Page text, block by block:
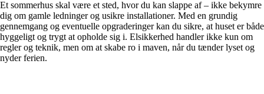
Et sommerhus skal være et sted, hvor du kan slappe af – ikke bekymre
dig om gamle ledninger og usikre installationer. Med en grundig
gennemgang og eventuelle opgraderinger kan du sikre, at huset er både
hyggeligt og trygt at opholde sig i. Elsikkerhed handler ikke kun om
regler og teknik, men om at skabe ro i maven, når du tænder lyset og
nyder ferien.